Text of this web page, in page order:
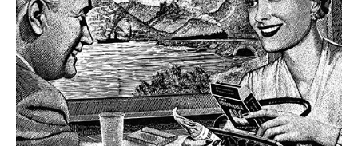
Marken
Konzerne
Epoche